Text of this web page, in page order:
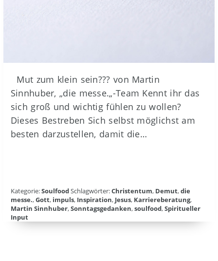
Mut zum klein sein??? von Martin
Sinnhuber, „die messe.„-Team Kennt ihr das
sich groß und wichtig fühlen zu wollen?
Dieses Bestreben Sich selbst möglichst am
besten darzustellen, damit die…
Kategorie:SoulfoodSchlagwörter:Christentum, Demut,die
messe.,Gott, impuls, Inspiration, Jesus, Karriereberatung,
Martin Sinnhuber,Sonntagsgedanken,soulfood,Spiritueller
Input